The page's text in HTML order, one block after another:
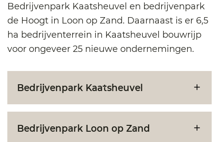
Bedrijvenpark Kaatsheuvel en bedrijvenpark
de Hoogt in Loon op Zand. Daarnaast is er 6,5
ha bedrijventerrein in Kaatsheuvel bouwrijp
voor ongeveer 25 nieuwe ondernemingen.
Bedrijvenpark Kaatsheuvel
Bedrijvenpark Loon op Zand